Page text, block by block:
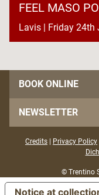
FEEL MASO
Lavis | Friday 24th
BOOK ONLINE
NEWSLETTER
Credits Privacy Policy
© Trentino
Notice at